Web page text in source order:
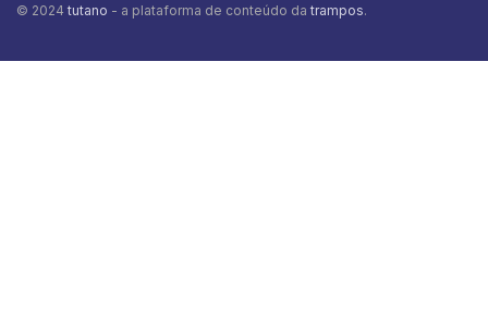
© 2024 tutano - a plataforma de conteúdo da trampos.